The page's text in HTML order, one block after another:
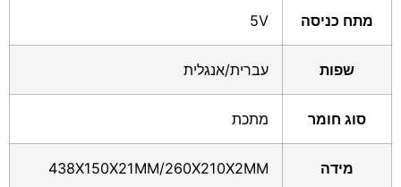
מתח כניסה 5V
שפות עברית/אנגלית
סוג חומר מתכת
מידה 438X150X21MM/260X210X2MM